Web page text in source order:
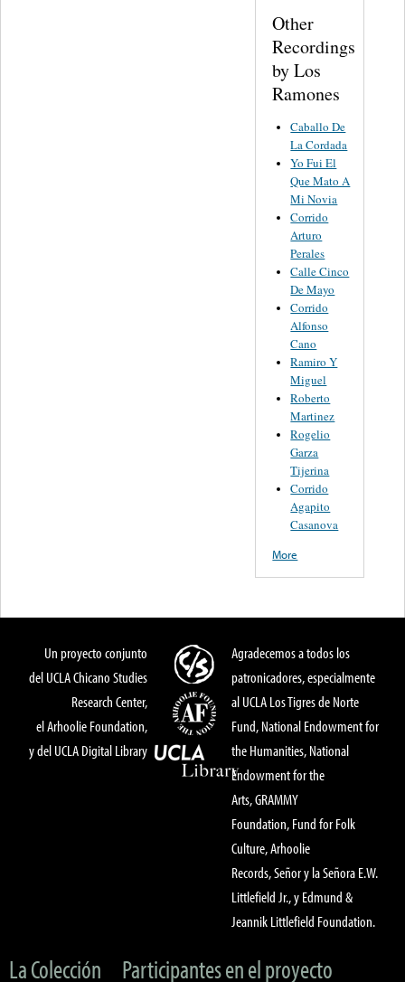
Other
Recordings
by Los
Ramones
Caballo De
La Cordada
Yo Fui El
Que Mato A
Mi Novia
Corrido
Arturo
Perales
Calle Cinco
De Mayo
Corrido
Alfonso
Cano
Ramiro Y
Miguel
Roberto
Martinez
Rogelio
Garza
Tijerina
Corrido
Agapito
Casanova
More
Un proyecto conjunto
del UCLA Chicano Studies
Research Center,
el Arhoolie Foundation,
y del UCLA Digital Library
Agradecemos a todos los
patronicadores, especialmente
al UCLA Los Tigres de Norte
Fund, National Endowment for
the Humanities, National
Endowment for the
Arts, GRAMMY
Foundation, Fund for Folk
Culture, Arhoolie
Records, Señor y la Señora E.W.
Littlefield Jr., y Edmund &
Jeannik Littlefield Foundation.
La Colección
Participantes en el proyecto